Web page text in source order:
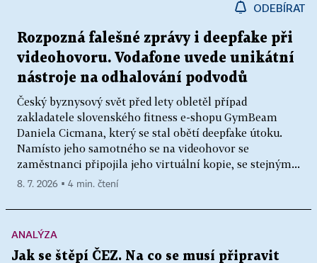
ODEBÍRAT
Rozpozná falešné zprávy i deepfake při
videohovoru. Vodafone uvede unikátní
nástroje na odhalování podvodů
Český byznysový svět před lety obletěl případ
zakladatele slovenského fitness e-shopu GymBeam
Daniela Cicmana, který se stal obětí deepfake útoku.
Namísto jeho samotného se na videohovor se
zaměstnanci připojila jeho virtuální kopie, se stejným...
8. 7. 2026 ▪ 4 min. čtení
ANALÝZA
Jak se štěpí ČEZ. Na co se musí připravit